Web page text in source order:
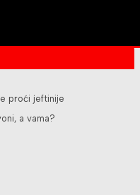
proći jeftinije
a vama?